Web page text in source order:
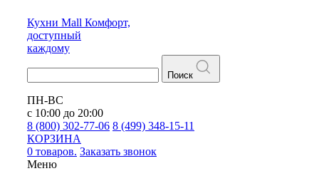
Кухни Mall Комфорт,
доступный
каждому
Поиск
ПН-ВС
с 10:00 до 20:00
8 (800) 302-77-06 8 (499) 348-15-11
КОРЗИНА
0 товаров. Заказать звонок
Меню